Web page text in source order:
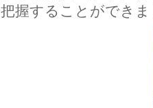
把握することができま